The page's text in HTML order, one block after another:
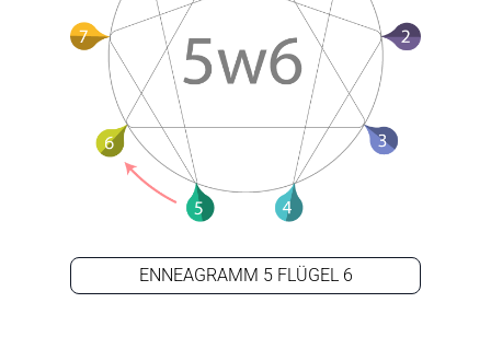
ENNEAGRAMM 5 FLÜGEL 6